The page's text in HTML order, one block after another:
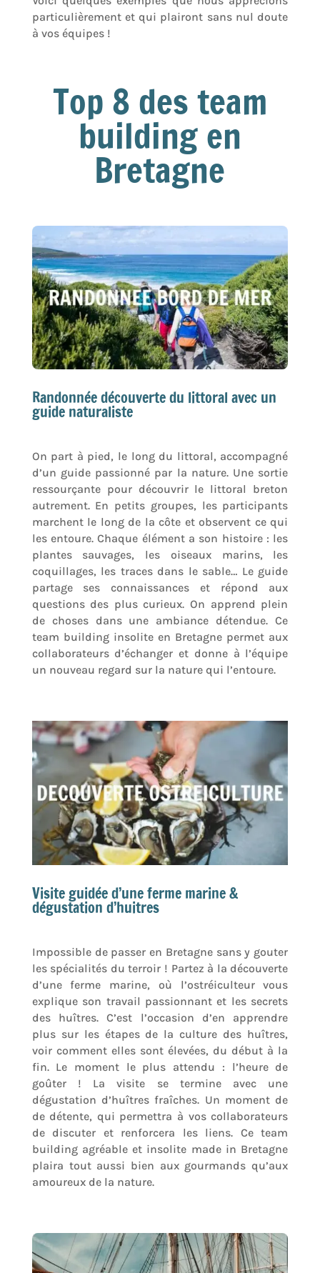
particulièrement et qui plairont sans nul doute
à vos équipes !
Top 8 des team
building en
Bretagne
Randonnée découverte du littoral avec un
guide naturaliste
On part à pied, le long du littoral, accompagné
d’un guide passionné par la nature. Une sortie
ressourçante pour découvrir le littoral breton
autrement. En petits groupes, les participants
marchent le long de la côte et observent ce qui
les entoure. Chaque élément a son histoire : les
plantes sauvages, les oiseaux marins, les
coquillages, les traces dans le sable… Le guide
partage ses connaissances et répond aux
questions des plus curieux. On apprend plein
de choses dans une ambiance détendue. Ce
team building insolite en Bretagne permet aux
collaborateurs d’échanger et donne à l’équipe
un nouveau regard sur la nature qui l’entoure.
Visite guidée d’une ferme marine &
dégustation d’huitres
Impossible de passer en Bretagne sans y gouter
les spécialités du terroir ! Partez à la découverte
d’une ferme marine, où l’ostréiculteur vous
explique son travail passionnant et les secrets
des huîtres. C’est l’occasion d’en apprendre
plus sur les étapes de la culture des huîtres,
voir comment elles sont élevées, du début à la
fin. Le moment le plus attendu : l’heure de
goûter ! La visite se termine avec une
dégustation d’huîtres fraîches. Un moment de
de détente, qui permettra à vos collaborateurs
de discuter et renforcera les liens. Ce team
building agréable et insolite made in Bretagne
plaira tout aussi bien aux gourmands qu’aux
amoureux de la nature.